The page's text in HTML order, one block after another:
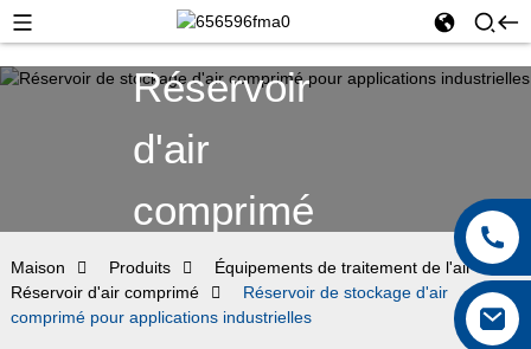
Réservoir
d'air
comprimé
Maison Produits
Équipements de traitement de l'air
Réservoir d'air comprimé
Réservoir de stockage d'air
comprimé pour applications industrielles